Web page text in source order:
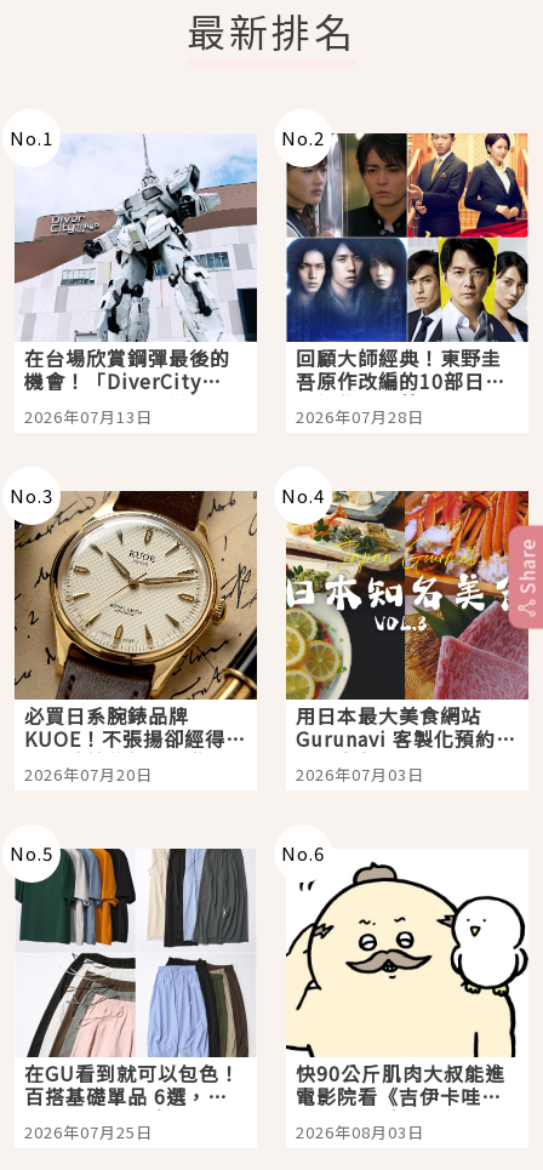
最新排名
No.1
在台場欣賞鋼彈最後的
機會！「DiverCity
Tokyo Plaza」搭船、
購物、美食及夜景，一
2026年07月13日
No.2
回顧大師經典！東野圭
吾原作改編的10部日本
影視作品推薦
2026年07月28日
No.3
必買日系腕錶品牌
KUOE！不張揚卻經得起
時間洗鍊的經典之作五
選
2026年07月20日
No.4
用日本最大美食網站
Gurunavi 客製化預約九
大都市餐廳，打造專屬
美食體驗！
2026年07月03日
No.5
在GU看到就可以包色！
百搭基礎單品 6選，閉
眼全收也不心疼
2026年07月25日
No.6
快90公斤肌肉大叔能進
電影院看《吉伊卡哇》
嗎？日本重金屬樂團
「打首」會長與nagano
2026年08月03日
Share